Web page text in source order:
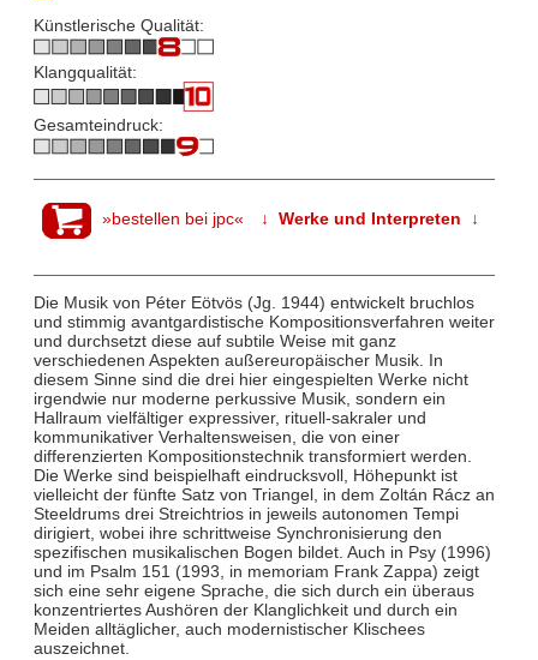
Künstlerische Qualität:
Klangqualität:
Gesamteindruck:
»bestellen bei jpc« ↓ Werke und Interpreten ↓
Die Musik von Péter Eötvös (Jg. 1944) entwickelt bruchlos
und stimmig avantgardistische Kompositionsverfahren weiter
und durchsetzt diese auf subtile Weise mit ganz
verschiedenen Aspekten außereuropäischer Musik. In
diesem Sinne sind die drei hier eingespielten Werke nicht
irgendwie nur moderne perkussive Musik, sondern ein
Hallraum vielfältiger expressiver, rituell-sakraler und
kommunikativer Verhaltensweisen, die von einer
differenzierten Kompositionstechnik transformiert werden.
Die Werke sind beispielhaft eindrucksvoll, Höhepunkt ist
vielleicht der fünfte Satz von Triangel, in dem Zoltán Rácz an
Steeldrums drei Streichtrios in jeweils autonomen Tempi
dirigiert, wobei ihre schrittweise Synchronisierung den
spezifischen musikalischen Bogen bildet. Auch in Psy (1996)
und im Psalm 151 (1993, in memoriam Frank Zappa) zeigt
sich eine sehr eigene Sprache, die sich durch ein überaus
konzentriertes Aushören der Klanglichkeit und durch ein
Meiden alltäglicher, auch modernistischer Klischees
auszeichnet.